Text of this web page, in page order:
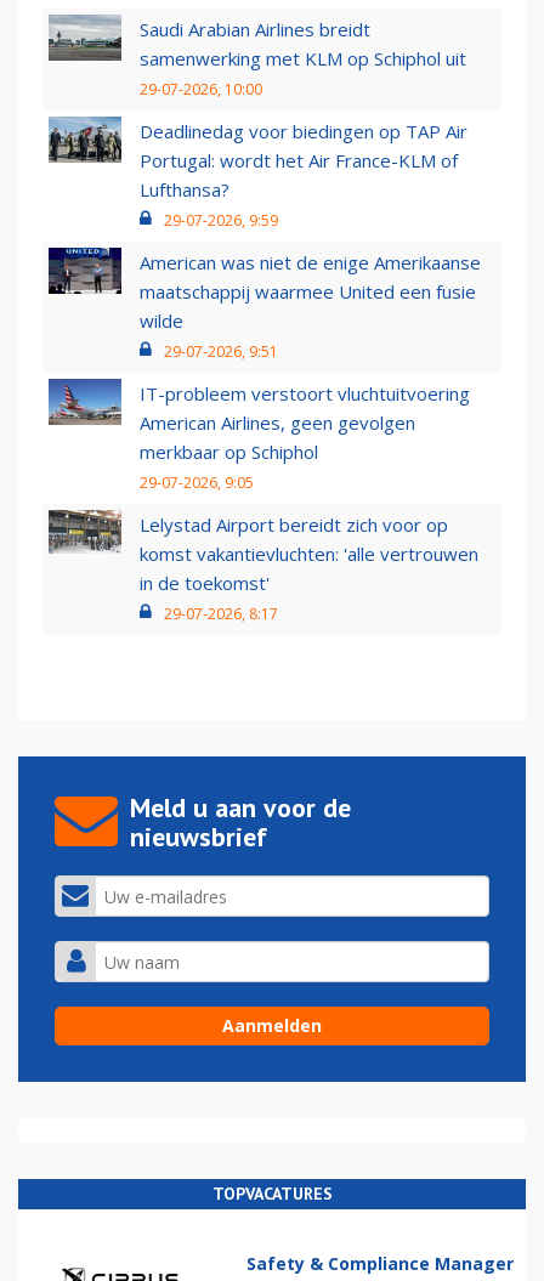
Saudi Arabian Airlines breidt
samenwerking met KLM op Schiphol uit
29-07-2026, 10:00
Deadlinedag voor biedingen op TAP Air
Portugal: wordt het Air France-KLM of
Lufthansa?
29-07-2026, 9:59
American was niet de enige Amerikaanse
maatschappij waarmee United een fusie
wilde
29-07-2026, 9:51
IT-probleem verstoort vluchtuitvoering
American Airlines, geen gevolgen
merkbaar op Schiphol
29-07-2026, 9:05
Lelystad Airport bereidt zich voor op
komst vakantievluchten: 'alle vertrouwen
in de toekomst'
29-07-2026, 8:17
Meld u aan voor de
nieuwsbrief
TOPVACATURES
Safety & Compliance Manager